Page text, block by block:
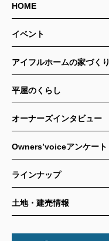
HOME
イベント
アイフルホームの家づくり
平屋のくらし
オーナーズインタビュー
Owners’voiceアンケート
ラインナップ
土地・建売情報